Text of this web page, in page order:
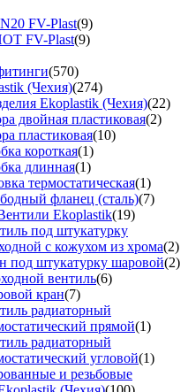
FV-Plast(9)
FV-Plast(9)
(570)
(Чехия)(274)
Ekoplastik (Чехия)(22)
двойная пластиковая(2)
пластиковая(10)
короткая(1)
длинная(1)
термостатическая(1)
фланец (сталь)(7)
Ekoplastik(19)
под штукатурку
с кожухом из хрома(2)
под штукатурку шаровой(2)
вентиль(6)
кран(7)
радиаторный
прямой(1)
радиаторный
угловой(1)
и резьбовые